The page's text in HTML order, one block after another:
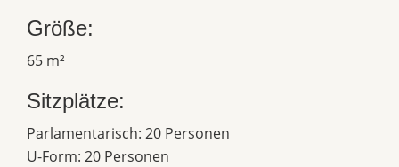
Größe:
65 m²
Sitzplätze:
Parlamentarisch: 20 Personen
U-Form: 20 Personen